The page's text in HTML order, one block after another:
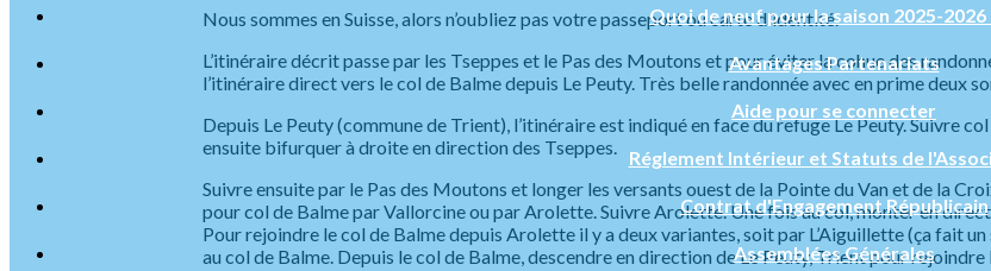
Quoi de neuf pour la saison 2025-2026
Avantages Partenariats
Aide pour se connecter
Réglement Intérieur et Statuts de
Contrat d'Engagement Républicain
Assemblées Générales
Nous sommes en Suisse, alors n’oubliez pas votre passeport ou carte d'identité.
L’itinéraire décrit passe par les Tseppes et le Pas des Moutons et pour éviter la cohue des
l’itinéraire direct vers le col de Balme depuis Le Peuty. Très belle randonnée avec en prime deux
Depuis Le Peuty (commune de Trient), l’itinéraire est indiqué en face du refuge Le Peuty. Suivre
ensuite bifurquer à droite en direction des Tseppes.
Suivre ensuite par le Pas des Moutons et longer les versants ouest de la Pointe du Van et de la
pour col de Balme par Vallorcine ou par Arolette. Suivre Arolette. Une fois au col, monter en
Pour rejoindre le col de Balme depuis Arolette il y a deux variantes, soit par L’Aiguillette (ça fait
au col de Balme. Depuis le col de Balme, descendre en direction de Le Peuty, Trient pour